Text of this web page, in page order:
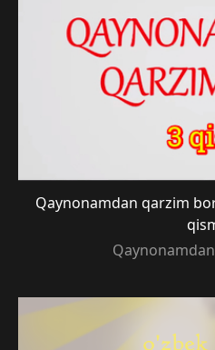
Qaynonamdan qarzim